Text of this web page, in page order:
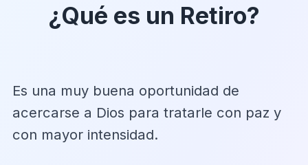
¿Qué es un Retiro?
Es una muy buena oportunidad de
acercarse a Dios para tratarle con paz y
con mayor intensidad.